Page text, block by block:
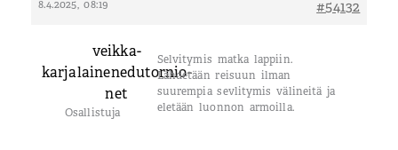
8.4.2025, 08:19 #54132
veikka-
karjalainenedutornio-
net
Osallistuja
Selvitymis matka lappiin.
Lähdetään reisuun ilman
suurempia sevlitymis välineitä ja
eletään luonnon armoilla.